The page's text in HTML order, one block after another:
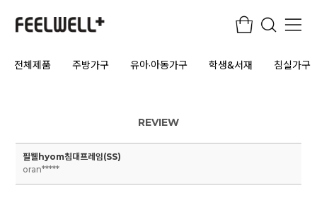
전체제품 주방가구 유아·아동가구 학생&서재 침실가구
REVIEW
필웰hyom침대프레임(SS)
oran*****